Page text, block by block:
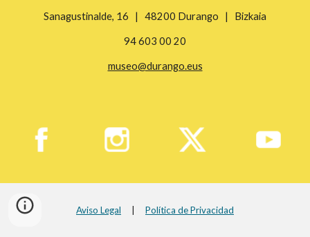
Sanagustinalde, 16 | 48200 Durango | Bizkaia
94 603 00 20
museo@durango.eus
Aviso Legal Política de Privacidad